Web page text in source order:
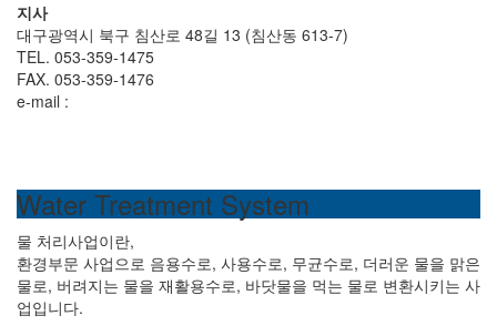
지사
대구광역시 북구 침산로 48길 13 (침산동 613-7)
TEL. 053-359-1475
FAX. 053-359-1476
e-mail :
Water Treatment System
물 처리사업이란,
환경부문 사업으로 음용수로, 사용수로, 무균수로, 더러운 물을 맑은
물로, 버려지는 물을 재활용수로, 바닷물을 먹는 물로 변환시키는 사
업입니다.